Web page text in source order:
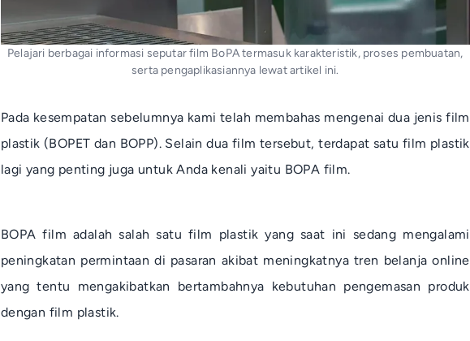
Pelajari berbagai informasi seputar film BoPA termasuk karakteristik, proses pembuatan,
serta pengaplikasiannya lewat artikel ini.
Pada kesempatan sebelumnya kami telah membahas mengenai dua jenis film
plastik (BOPET dan BOPP). Selain dua film tersebut, terdapat satu film plastik
lagi yang penting juga untuk Anda kenali yaitu BOPA film.
BOPA film adalah salah satu film plastik yang saat ini sedang mengalami
peningkatan permintaan di pasaran akibat meningkatnya tren belanjaonline
yang tentu mengakibatkan bertambahnya kebutuhan pengemasan produk
dengan film plastik.